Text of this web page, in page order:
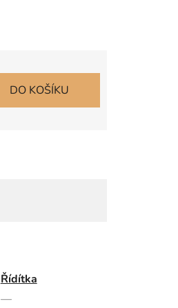
DO KOŠÍKU
Řídítka
—